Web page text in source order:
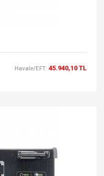
Havale/EFT: 45.940,10 TL